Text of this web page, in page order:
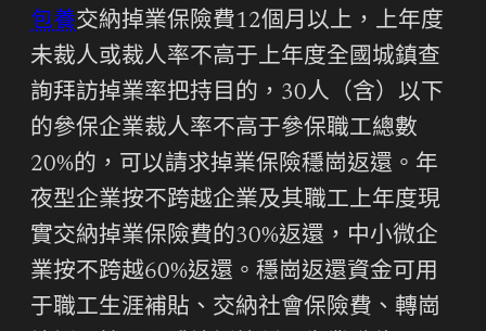
包養交納掉業保險費12個月以上，上年度
未裁人或裁人率不高于上年度全國城鎮查
詢拜訪掉業率把持目的，30人（含）以下
的參保企業裁人率不高于參保職工總數
20%的，可以請求掉業保險穩崗返還。年
夜型企業按不跨越企業及其職工上年度現
實交納掉業保險費的30%返還，中小微企
業按不跨越60%返還。穩崗返還資金可用
于職工生涯補貼、交納社會保險費、轉崗